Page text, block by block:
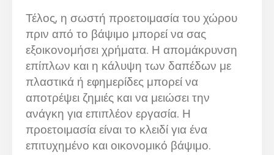
Τέλος, η σωστή προετοιμασία του χώρου
πριν από το βάψιμο μπορεί να σας
εξοικονομήσει χρήματα. Η απομάκρυνση
επίπλων και η κάλυψη των δαπέδων με
πλαστικά ή εφημερίδες μπορεί να
αποτρέψει ζημιές και να μειώσει την
ανάγκη για επιπλέον εργασία. Η
προετοιμασία είναι το κλειδί για ένα
επιτυχημένο και οικονομικό βάψιμο.